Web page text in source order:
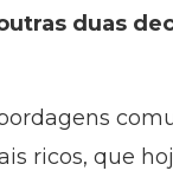
duas
ricos, que